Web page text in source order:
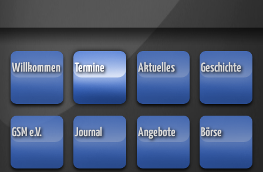
Willkommen Termine Aktuelles Geschichte
GSM e.V. Journal Angebote Börse